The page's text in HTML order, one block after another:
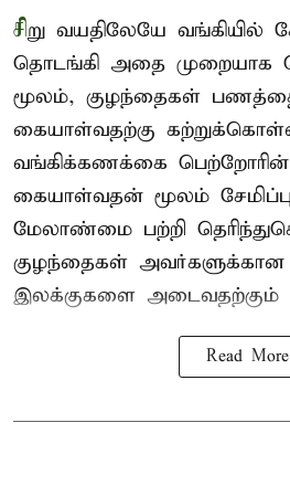
சிறு வயதிலேயே வங்கியில்
தொடங்கி அதை முறையாக
மூலம், குழந்தைகள்
கையாள்வதற்கு
வங்கிக்கணக்கை
கையாள்வதன் மூலம் சேமிப்பு
மேலாண்மை பற்றி
குழந்தைகள் அவர்களுக்கான
இலக்குகளை அடைவதற்கும்
Read More